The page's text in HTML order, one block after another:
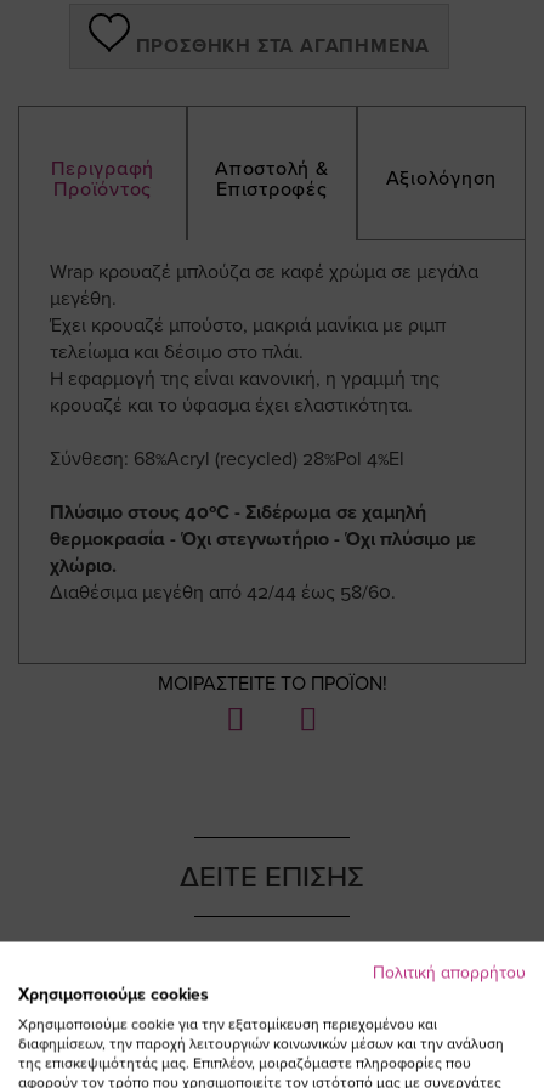
ΠΡΟΣΘΉΚΗ ΣΤΑ ΑΓΑΠΗΜΈΝΑ
Περιγραφή
Προϊόντος
Αποστολή &
Επιστροφές
Αξιολόγηση
Wrap κρουαζέ μπλούζα σε καφέ χρώμα σε μεγάλα
μεγέθη.
Έχει κρουαζέ μπούστο, μακριά μανίκια με ριμπ
τελείωμα και δέσιμο στο πλάι.
Η εφαρμογή της είναι κανονική, η γραμμή της
κρουαζέ και το ύφασμα έχει ελαστικότητα.
Σύνθεση: 68%Acryl (recycled) 28%Pol 4%El
Πλύσιμο στους 40ºC - Σιδέρωμα σε χαμηλή
θερμοκρασία - Όχι στεγνωτήριο - Όχι πλύσιμο με
χλώριο.
Διαθέσιμα μεγέθη από 42/44 έως 58/60.
ΜΟΙΡΑΣΤΕΙΤΕ ΤΟ ΠΡΟΪΟΝ!
ΔΕΙΤΕ ΕΠΙΣΗΣ
Πολιτική απορρήτου
Χρησιμοποιούμε cookies
Χρησιμοποιούμε cookie για την εξατομίκευση περιεχομένου και
διαφημίσεων, την παροχή λειτουργιών κοινωνικών μέσων και την ανάλυση
της επισκεψιμότητάς μας. Επιπλέον, μοιραζόμαστε πληροφορίες που
αφορούν τον τρόπο που χρησιμοποιείτε τον ιστότοπό μας με συνεργάτες